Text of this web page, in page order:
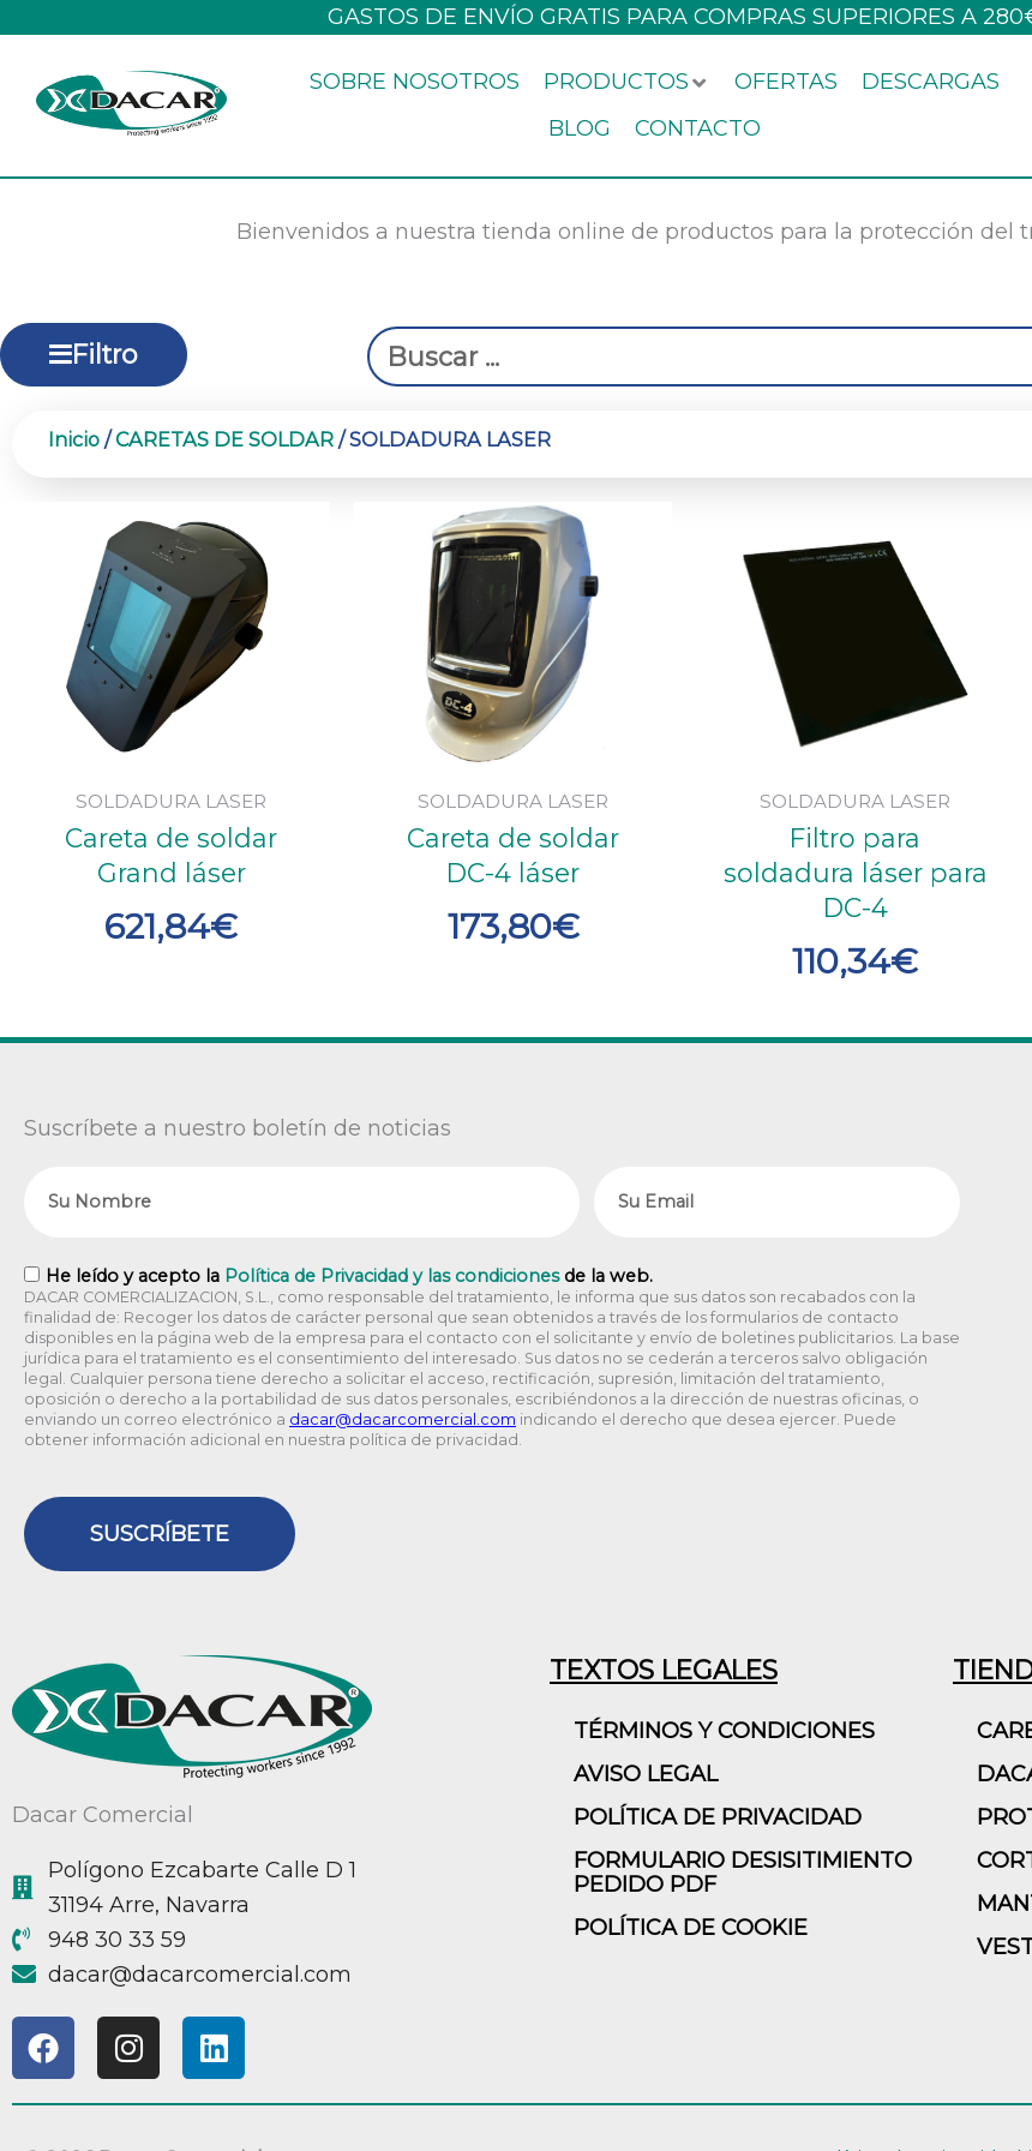
contenido
GASTOS DE ENVÍO GRATIS PARA COMPRAS SUPERIORES A
SOBRE NOSOTROS PRODUCTOS OFERTAS
DESCARGAS
BLOG
CONTACTO
Bienvenidos a nuestra tienda online de productos para la protección del
Filtro
Search
...
Inicio /CARETAS DE SOLDAR / SOLDADURA LASER
SOLDADURA LASER
Careta de soldar
Grand láser
621,84€
SOLDADURA LASER
Careta de soldar
DC-4 láser
173,80€
SOLDADURA LASER
Filtro para
soldadura láser para
DC-4
110,34€
Suscríbete a nuestro boletín de noticias
RGPD
He leído y acepto la Política de Privacidad y las condicionesde la web.
DACAR COMERCIALIZACION, S.L., como responsable del tratamiento, le informa que sus datos son recabados con la
finalidad de: Recoger los datos de carácter personal que sean obtenidos a través de los formularios de contacto
disponibles en la página web de la empresa para el contacto con el solicitante y envío de boletines publicitarios. La base
jurídica para el tratamiento es el consentimiento del interesado. Sus datos no se cederán a terceros salvo obligación
legal. Cualquier persona tiene derecho a solicitar el acceso, rectificación, supresión, limitación del tratamiento,
oposición o derecho a la portabilidad de sus datos personales, escribiéndonos a la dirección de nuestras oficinas, o
enviando un correo electrónico a
moc.laicremocracad
@racad
indicando el derecho que desea ejercer. Puede
obtener información adicional en nuestra política de privacidad.
SUSCRÍBETE
Dacar Comercial
Polígono Ezcabarte Calle D 1
31194 Arre, Navarra
948 30 33 59
moc.laicremocracad
@racad
F
a
c
I
n
s
L
i
n
TEXTOS LEGALES
TÉRMINOS Y CONDICIONES
AVISO LEGAL
POLÍTICA DE PRIVACIDAD
FORMULARIO DESISITIMIENTO
PEDIDO PDF
POLÍTICA DE COOKIE